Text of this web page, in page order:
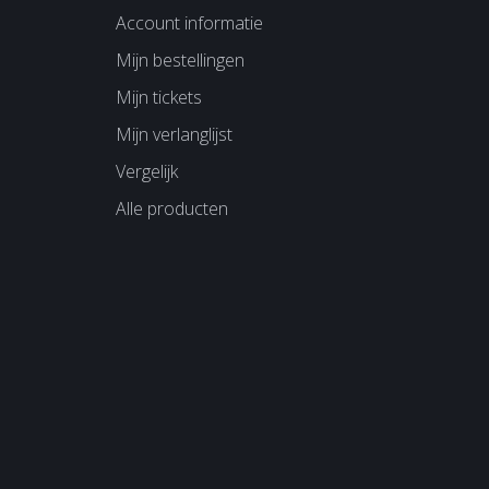
Account informatie
Mijn bestellingen
Mijn tickets
Mijn verlanglijst
Vergelijk
Alle producten